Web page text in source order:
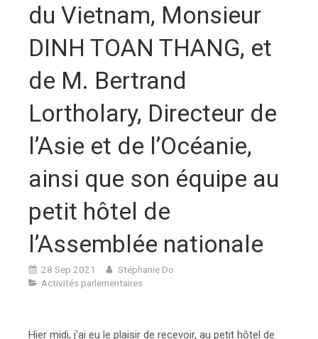
du Vietnam, Monsieur
DINH TOAN THANG, et
de M. Bertrand
Lortholary, Directeur de
l’Asie et de l’Océanie,
ainsi que son équipe au
petit hôtel de
l’Assemblée nationale
28 Sep 2021
Stéphanie Do
Activités parlementaires
Hier midi, j'ai eu le plaisir de recevoir, au petit hôtel de